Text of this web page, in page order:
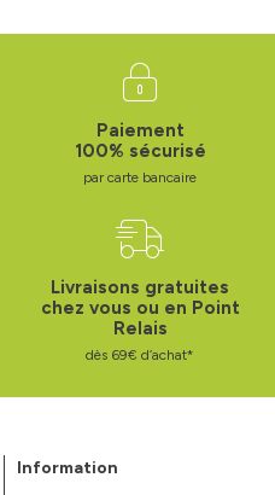
Paiement
100% sécurisé
par carte bancaire
Livraisons gratuites
chez vous ou en Point
Relais
dès 69€ d’achat*
Information